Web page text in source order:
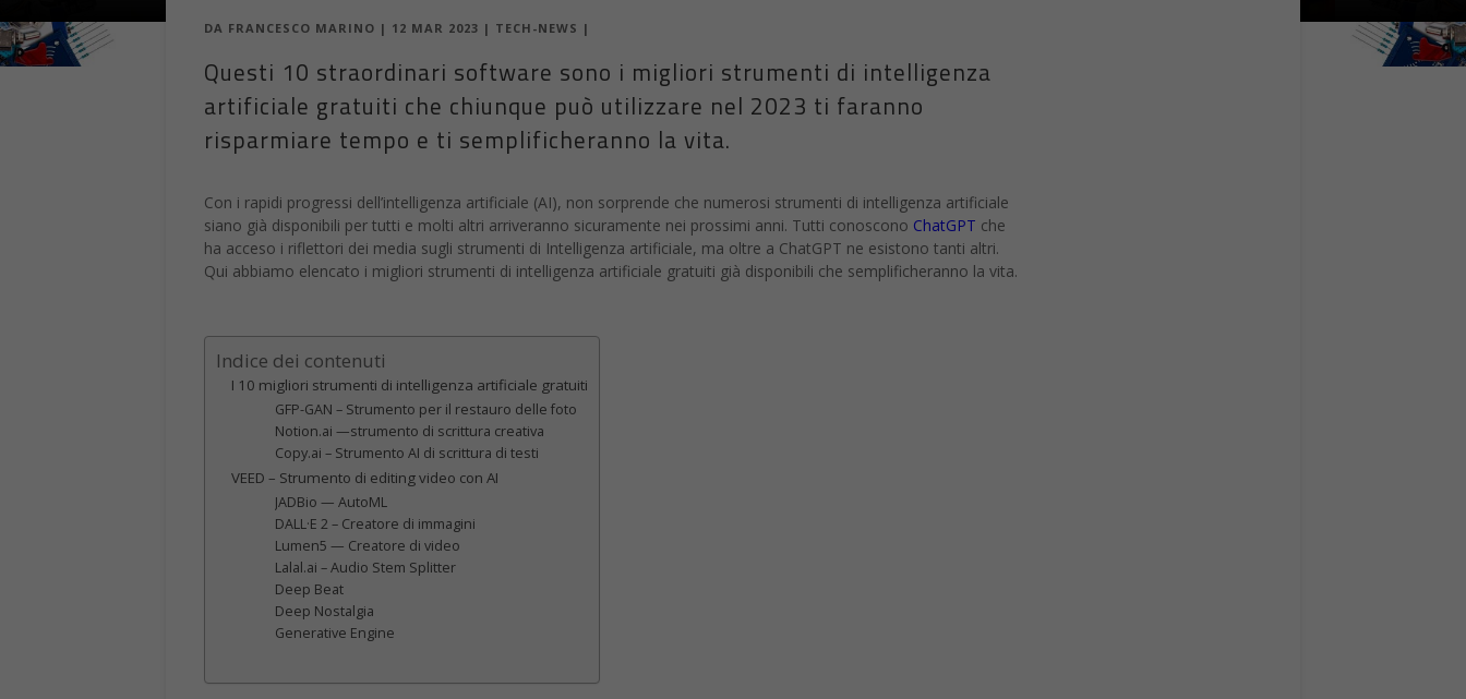
DA FRANCESCO MARINO | 12 MAR 2023 | TECH-NEWS |
Questi 10 straordinari software sono i migliori strumenti di intelligenza
artificiale gratuiti che chiunque può utilizzare nel 2023 ti faranno
risparmiare tempo e ti semplificheranno la vita.
Con i rapidi progressi dell’intelligenza artificiale (AI), non sorprende che numerosi strumenti di intelligenza artificiale
siano già disponibili per tutti e molti altri arriveranno sicuramente nei prossimi anni. Tutti conoscono ChatGPT che
ha acceso i riflettori dei media sugli strumenti di Intelligenza artificiale, ma oltre a ChatGPT ne esistono tanti altri.
Qui abbiamo elencato i migliori strumenti di intelligenza artificiale gratuiti già disponibili che semplificheranno la vita.
Indice dei contenuti
I 10 migliori strumenti di intelligenza artificiale gratuiti
GFP-GAN – Strumento per il restauro delle foto
Notion.ai —strumento di scrittura creativa
Copy.ai – Strumento AI di scrittura di testi
VEED – Strumento di editing video con AI
JADBio — AutoML
DALL·E 2 – Creatore di immagini
Lumen5 — Creatore di video
Lalal.ai – Audio Stem Splitter
Deep Beat
Deep Nostalgia
Generative Engine